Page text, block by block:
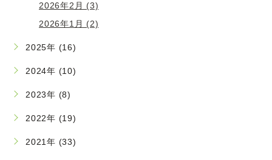
2026年2月 (3)
2026年1月 (2)
2025年 (16)
2024年 (10)
2023年 (8)
2022年 (19)
2021年 (33)